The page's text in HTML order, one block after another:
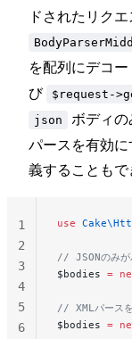
ドされたリク
を配列にデコー
び
$request-
json
ボディ
パースを有効
義することもで
use
// JSONのみが
$bodies =
// XMLパース
$bodies =
1
2
3
4
5
6